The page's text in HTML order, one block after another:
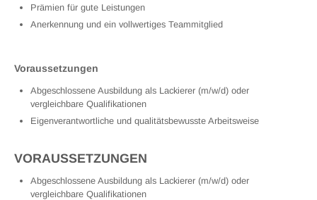
Prämien für gute Leistungen
Anerkennung und ein vollwertiges Teammitglied
Voraussetzungen
Abgeschlossene Ausbildung als Lackierer (m/w/d) oder
vergleichbare Qualifikationen
Eigenverantwortliche und qualitätsbewusste Arbeitsweise
VORAUSSETZUNGEN
Abgeschlossene Ausbildung als Lackierer (m/w/d) oder
vergleichbare Qualifikationen